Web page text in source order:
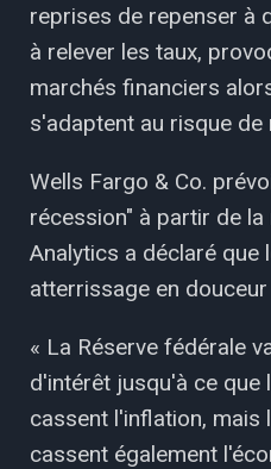
reprises de repenser à
à relever les taux,
marchés financiers
s'adaptent au risque de
Wells Fargo & Co.
récession" à partir de
Analytics a déclaré que
atterrissage en
« La Réserve fédérale
d'intérêt jusqu'à ce que
cassent l'inflation, mais
cassent également